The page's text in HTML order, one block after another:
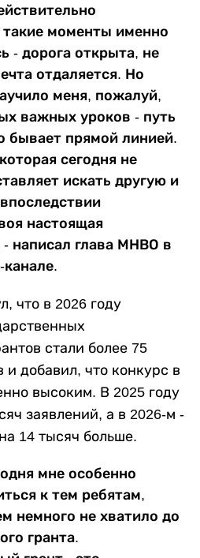
моменты именно
- дорога открыта, не
отдаляется. Но
меня, пожалуй,
важных уроков - путь
бывает прямой линией.
сегодня не
искать другую и
настоящая
написал глава МНВО в
канале.
что в 2026 году
стали более 75
и добавил, что конкурс в
высоким. В 2025 году
заявлений, а в 2026-м -
14 тысяч больше.
мне особенно
к тем ребятам,
немного не хватило до
гранта.